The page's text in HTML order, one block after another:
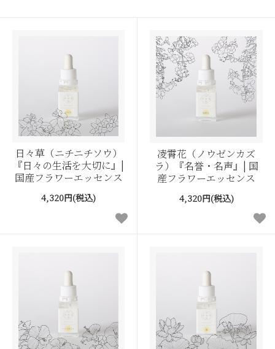
日々草（ニチニチソウ）
『日々の生活を大切に』|
国産フラワーエッセンス
4,320円(税込)
凌霄花（ノウゼンカズ
ラ）『名誉・名声』| 国
産フラワーエッセンス
4,320円(税込)